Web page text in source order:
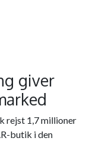
giver
rejst 1,7 millioner
butik i den